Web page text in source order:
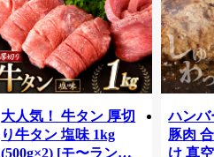
大人気！ 牛タン 厚切
り牛タン 塩味 1kg
(500g×2) [モ〜ランド
ハンバ
豚肉
け 真